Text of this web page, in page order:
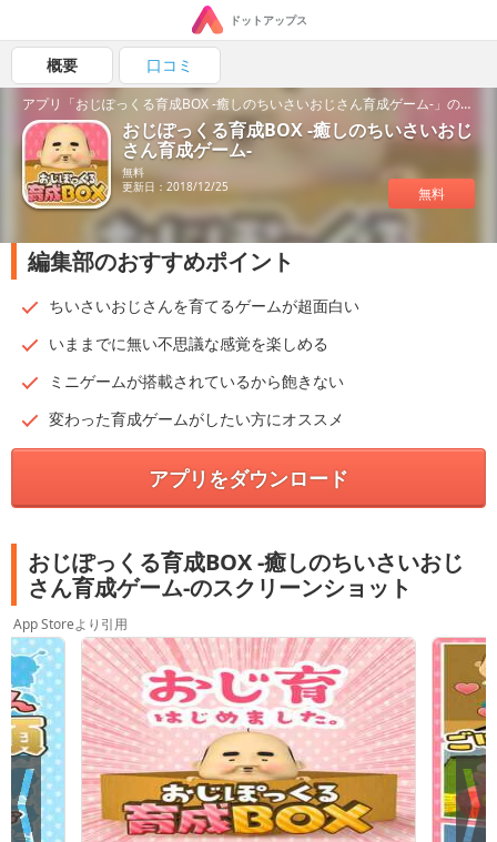
ドットアップス
概要 口コミ
アプリ「おじぽっくる育成BOX -癒しのちいさいおじさん育成ゲーム-」の魅力を紹介！
おじぽっくる育成BOX -癒しのちいさいおじ
さん育成ゲーム-
無料
更新日：2018/12/25
無料
編集部のおすすめポイント
ちいさいおじさんを育てるゲームが超面白い
いままでに無い不思議な感覚を楽しめる
ミニゲームが搭載されているから飽きない
変わった育成ゲームがしたい方にオススメ
アプリをダウンロード
おじぽっくる育成BOX -癒しのちいさいおじ
さん育成ゲーム-のスクリーンショット
App Storeより引用